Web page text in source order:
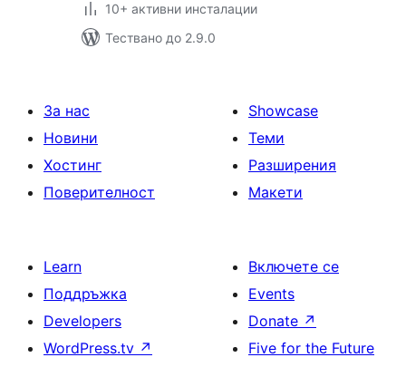
10+ активни инсталации
Тествано до 2.9.0
За нас
Новини
Хостинг
Поверителност
Showcase
Теми
Разширения
Макети
Learn
Поддръжка
Developers
WordPress.tv ↗
Включете се
Events
Donate ↗
Five for the Future